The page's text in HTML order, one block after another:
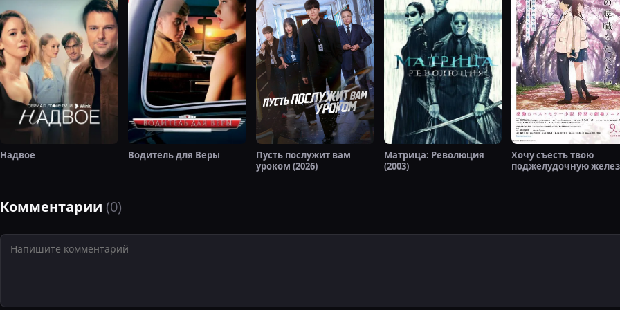
Надвое Водитель для Веры
Пусть послужит вам
уроком (2026)
Матрица: Революция
(2003)
Хочу съесть твою
поджелудочную
Комментарии (0)